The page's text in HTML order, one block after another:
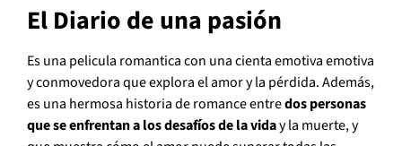
El Diario de una pasión
Es una pelicula romantica con una cienta emotiva emotiva
y conmovedora que explora el amor y la pérdida. Además,
es una hermosa historia de romance entredos personas
que se enfrentan a los desafíos de la viday la muerte, y